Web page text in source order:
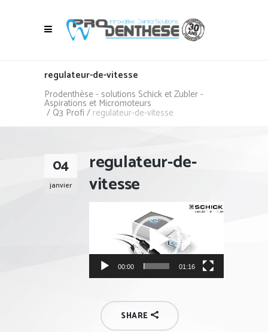
regulateur-de-vitesse
Prodenthèse - solutions Schick et Zubler -
Aspirations et Micromoteurs
/ Q3 Profi / regulateur-de-vitesse
04
janvier
regulateur-de-
vitesse
00:00 01:16
SHARE